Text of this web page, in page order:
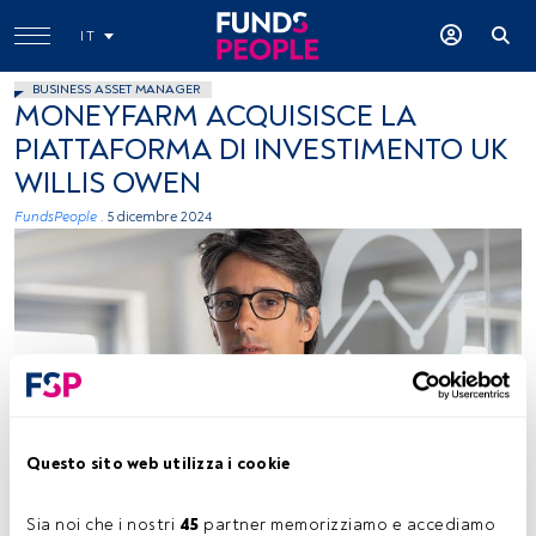
Questo sito web utilizza i cookie
Sia noi che i nostri 45 partner memorizziamo e accediamo
IT
BUSINESS ASSET MANAGER
MONEYFARM ACQUISISCE LA
PIATTAFORMA DI INVESTIMENTO UK
WILLIS OWEN
FundsPeople . 5 dicembre 2024
Tempo di lettura:1 min.